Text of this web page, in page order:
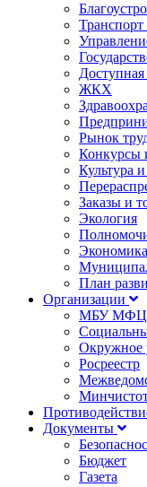
Транспорт
Доступная
ЖКХ
Рынок
Конкурсы
Культура
Заказы и
Экология
Экономика
План
Организации
МБУ МФЦ
Окружное
Росреестр
Документы
Бюджет
Газета